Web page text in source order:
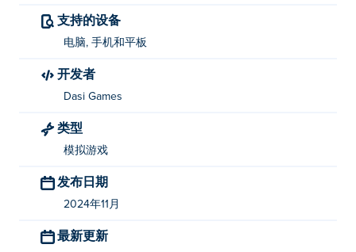
Poki 上的第一款游戏！
您可以在Poki上免费玩 Dasi Office Manager。
我可以在移动设备和桌面上玩 Dasi Office
Manager 吗？
Dasi Office Manager 可以在您的计算机和手机、平板电
脑等移动设备上运行。
支持的设备
电脑, 手机和平板
开发者
Dasi Games
类型
模拟游戏
发布日期
2024年11月
最新更新